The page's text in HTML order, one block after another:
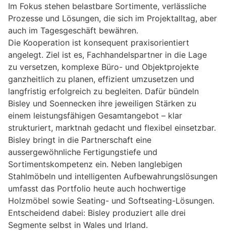
Im Fokus stehen belastbare Sortimente, verlässliche
Prozesse und Lösungen, die sich im Projektalltag, aber
auch im Tagesgeschäft bewähren.
Die Kooperation ist konsequent praxisorientiert
angelegt. Ziel ist es, Fachhandelspartner in die Lage
zu versetzen, komplexe Büro- und Objektprojekte
ganzheitlich zu planen, effizient umzusetzen und
langfristig erfolgreich zu begleiten. Dafür bündeln
Bisley und Soennecken ihre jeweiligen Stärken zu
einem leistungsfähigen Gesamtangebot – klar
strukturiert, marktnah gedacht und flexibel einsetzbar.
Bisley bringt in die Partnerschaft eine
aussergewöhnliche Fertigungstiefe und
Sortimentskompetenz ein. Neben langlebigen
Stahlmöbeln und intelligenten Aufbewahrungslösungen
umfasst das Portfolio heute auch hochwertige
Holzmöbel sowie Seating- und Softseating-Lösungen.
Entscheidend dabei: Bisley produziert alle drei
Segmente selbst in Wales und Irland.